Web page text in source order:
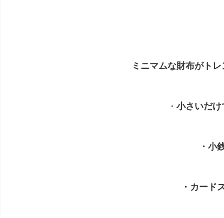
ミニマムな財布がトレ
・ 小さいだ
・小
・カード